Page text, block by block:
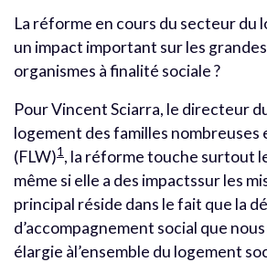
La réforme en cours du secteur du
un impact important sur les
organismes à finalité sociale ?
Pour Vincent Sciarra, le directeur
logement des familles nombreuses
(FLW)1 , la réforme touche surtout
même si elle a des impactssur les
principal réside dans le fait que la
d’accompagnement social que
élargie àl’ensemble du logement